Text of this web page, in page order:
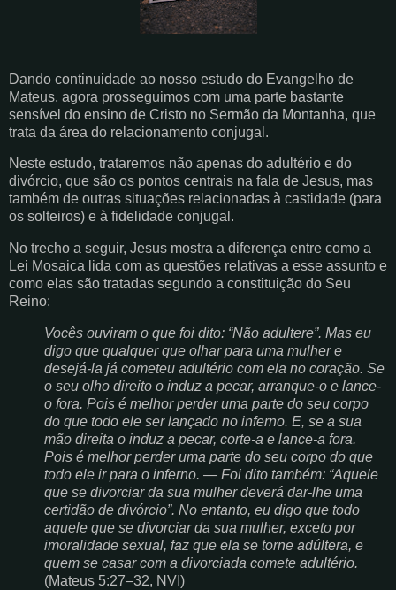
Dando continuidade ao nosso estudo do Evangelho de
Mateus, agora prosseguimos com uma parte bastante
sensível do ensino de Cristo no Sermão da Montanha, que
trata da área do relacionamento conjugal.
Neste estudo, trataremos não apenas do adultério e do
divórcio, que são os pontos centrais na fala de Jesus, mas
também de outras situações relacionadas à castidade (para
os solteiros) e à fidelidade conjugal.
No trecho a seguir, Jesus mostra a diferença entre como a
Lei Mosaica lida com as questões relativas a esse assunto e
como elas são tratadas segundo a constituição do Seu
Reino:
Vocês ouviram o que foi dito: “Não adultere”. Mas eu
digo que qualquer que olhar para uma mulher e
desejá-la já cometeu adultério com ela no coração. Se
o seu olho direito o induz a pecar, arranque-o e lance-
o fora. Pois é melhor perder uma parte do seu corpo
do que todo ele ser lançado no inferno. E, se a sua
mão direita o induz a pecar, corte-a e lance-a fora.
Pois é melhor perder uma parte do seu corpo do que
todo ele ir para o inferno. ― Foi dito também: “Aquele
que se divorciar da sua mulher deverá dar-lhe uma
certidão de divórcio”. No entanto, eu digo que todo
aquele que se divorciar da sua mulher, exceto por
imoralidade sexual, faz que ela se torne adúltera, e
quem se casar com a divorciada comete adultério.
(Mateus 5:27–32, NVI)